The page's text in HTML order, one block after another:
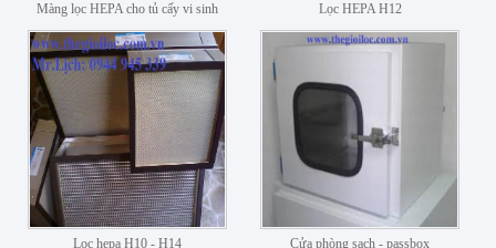
Màng lọc HEPA cho tủ cấy vi sinh Lọc HEPA H12
Lọc hepa H10 - H14 Cửa phòng sạch - passbox